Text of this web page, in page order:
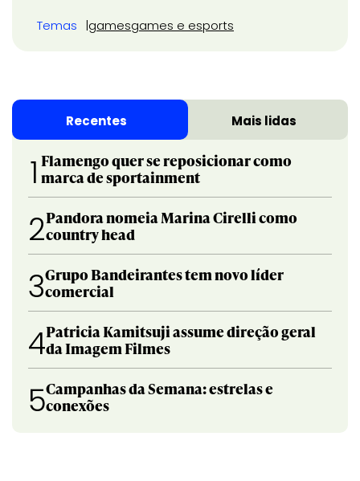
Temas gamesgames e esports
Recentes Mais lidas
1 Flamengo quer se reposicionar como
marca de sportainment
2Pandora nomeia Marina Cirelli como
country head
3Grupo Bandeirantes tem novo líder
comercial
4Patricia Kamitsuji assume direção geral
da Imagem Filmes
5Campanhas da Semana: estrelas e
conexões